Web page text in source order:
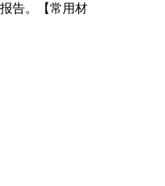
告。【常用材